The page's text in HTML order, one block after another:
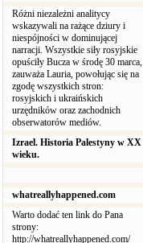
Różni niezależni analitycy
wskazywali na rażące dziury i
niespójności w dominującej
narracji. Wszystkie siły rosyjskie
opuściły Bucza w środę 30 marca,
zauważa Lauria, powołując się na
zgodę wszystkich stron:
rosyjskich i ukraińskich
urzędników oraz zachodnich
obserwatorów mediów.
Izrael. Historia Palestyny w XX
wieku.
whatreallyhappened.com
Warto dodać ten link do Pana
strony:
http://whatreallyhappened.com/